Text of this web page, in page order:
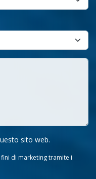
sito web.
di marketing tramite i